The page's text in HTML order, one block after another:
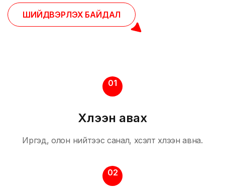
ШИЙДВЭРЛЭХ БАЙДАЛ
01
Хүлээн авах
Иргэд, олон нийтээс санал, хүсэлт хүлээн авна.
02